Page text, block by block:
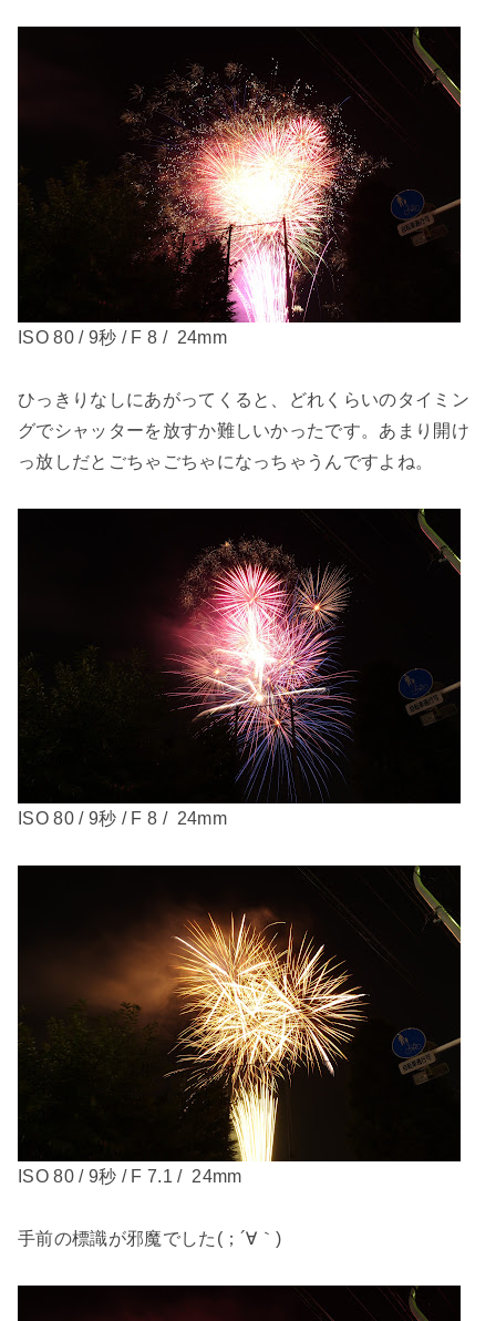
ISO 80 / 9秒 / F 8 / 24mm
ひっきりなしにあがってくると、どれくらいのタイミン
グでシャッターを放すか難しいかったです。あまり開け
っ放しだとごちゃごちゃになっちゃうんですよね。
ISO 80 / 9秒 / F 8 / 24mm
ISO 80 / 9秒 / F 7.1 / 24mm
手前の標識が邪魔でした(；´∀｀)